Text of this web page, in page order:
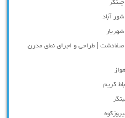
آباد
صفادشت | طراحی و اجرای نمای مدرن
کریم